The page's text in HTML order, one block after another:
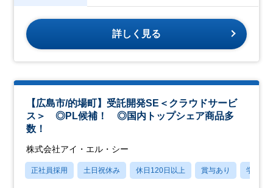
詳しく見る
【広島市/的場町】受託開発SE＜クラウドサービ
ス＞ ◎PL候補！ ◎国内トップシェア商品多
数！
株式会社アイ・エル・シー
正社員採用 土日祝休み 休日120日以上 賞与あり 学歴不